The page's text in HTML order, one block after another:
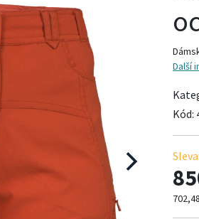
Další
Kód:
Sleva: